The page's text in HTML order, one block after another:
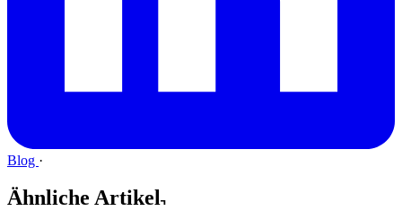
Blog ·
Ähnliche Artikel